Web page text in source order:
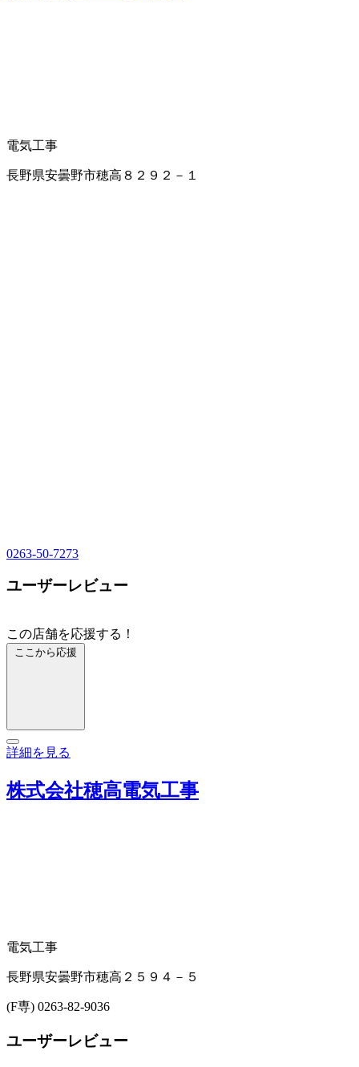
電気工事
長野県安曇野市穂高８２９２－１
0263-50-7273
ユーザーレビュー
この店舗を応援する！
ここから応援
詳細を見る
株式会社穂高電気工事
電気工事
長野県安曇野市穂高２５９４－５
(F専) 0263-82-9036
ユーザーレビュー